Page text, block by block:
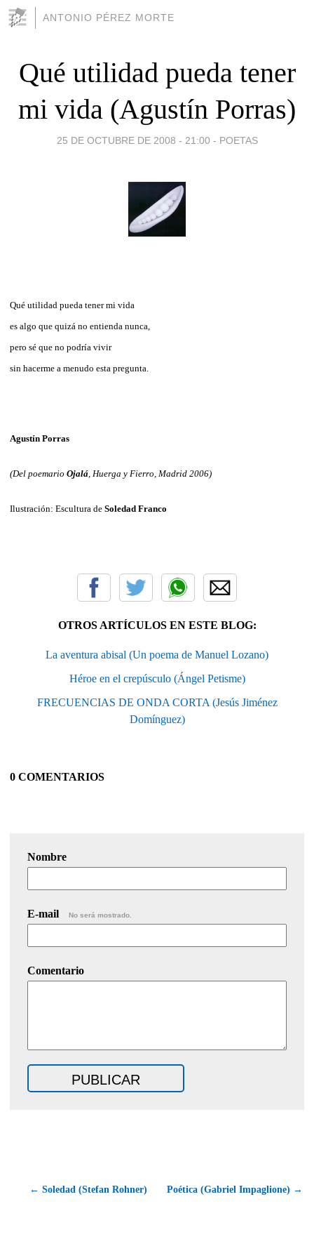
ANTONIO PÉREZ MORTE
Qué utilidad pueda tener
mi vida (Agustín Porras)
25 DE OCTUBRE DE 2008 - 21:00 - POETAS
Qué utilidad pueda tener mi vida
es algo que quizá no entienda nunca,
pero sé que no podría vivir
sin hacerme a menudo esta pregunta.
Agustín Porras
(Del poemario Ojalá , Huerga y Fierro, Madrid 2006)
Ilustración: Escultura de Soledad Franco
OTROS ARTÍCULOS EN ESTE BLOG:
La aventura abisal (Un poema de Manuel Lozano)
Héroe en el crepúsculo (Ángel Petisme)
FRECUENCIAS DE ONDA CORTA (Jesús Jiménez
Domínguez)
0 COMENTARIOS
Nombre
E-mail No será mostrado.
Comentario
← Soledad (Stefan Rohner) Poética (Gabriel Impaglione) →